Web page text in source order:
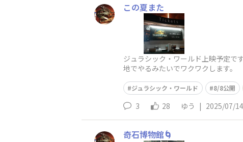
この夏また
ジュラシック・ワールド上映予定で
地でやるみたいでワクワクします。
ジュラシック・ワールド 8/8公開
3 28 ゆう | 2025/07/14
奇石博物館🌀